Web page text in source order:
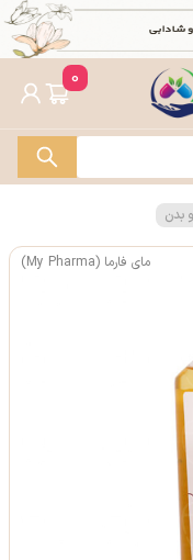
0
بدن
مای فارما (My Pharma)